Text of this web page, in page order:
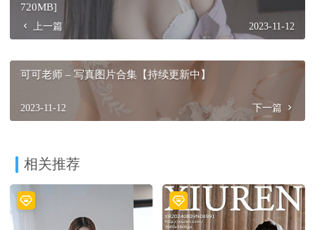
720MB]
上一篇 2023-11-12
可可老师 – 写真图片合集【持续更新中】
2023-11-12 下一篇
相关推荐